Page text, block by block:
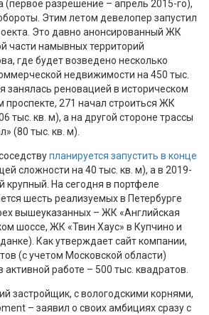
(первое разрешение – апрель 2015-го),
Этим летом девелопер запустил
Это давно анонсированный ЖК
части намывных территорий
где будет возведено несколько
недвижимости на 450 тыс.
занялась реновацией в историческом
проспекте, 271 начал строиться ЖК
тыс. кв. м), а на другой стороне трассы
(80 тыс. кв. м).
планируется запустить в конце
сложности на 40 тыс. кв. м), а в 2019-
крупный. На сегодня в портфеле
шесть реализуемых в Петербурге
вышеуказанных – ЖК «Английская
шоссе, ЖК «Твин Хаус» в Купчино и
Как утверждает сайт компании,
(с учетом Московской области)
активной работе – 500 тыс. квадратов.
застройщик, с вологодскими корнями,
– заявил о своих амбициях сразу с